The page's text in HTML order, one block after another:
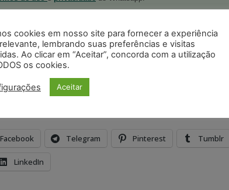
Google News
do Brasil
Facebook Telegram Pinterest Tumblr
LinkedIn
cookies em nosso site para fornecer a experiência
lembrando suas preferências e visitas
Ao clicar em “Aceitar”, concorda com a utilização
os cookies.
Aceitar